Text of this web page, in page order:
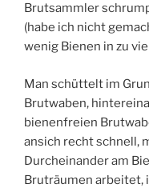
Brutsammler
(habe ich nicht
wenig Bienen in zu
Man schüttelt im
Brutwaben,
bienenfreien
ansich recht schnell,
Durcheinander am
Bruträumen arbeitet,